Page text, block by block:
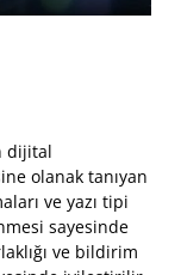
dijital
olanak tanıyan
ve yazı tipi
sayesinde
ve bildirim